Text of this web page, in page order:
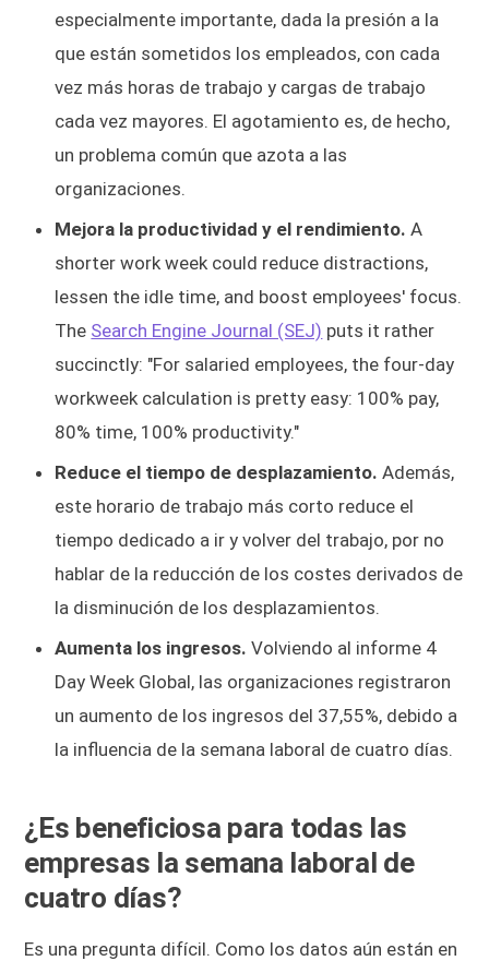
especialmente importante, dada la presión a la
que están sometidos los empleados, con cada
vez más horas de trabajo y cargas de trabajo
cada vez mayores. El agotamiento es, de hecho,
un problema común que azota a las
organizaciones.
Mejora la productividad y el rendimiento. A
shorter work week could reduce distractions,
lessen the idle time, and boost employees' focus.
The Search Engine Journal (SEJ) puts it rather
succinctly: "For salaried employees, the four-day
workweek calculation is pretty easy: 100% pay,
80% time, 100% productivity."
Reduce el tiempo de desplazamiento. Además,
este horario de trabajo más corto reduce el
tiempo dedicado a ir y volver del trabajo, por no
hablar de la reducción de los costes derivados de
la disminución de los desplazamientos.
Aumenta los ingresos. Volviendo al informe 4
Day Week Global, las organizaciones registraron
un aumento de los ingresos del 37,55%, debido a
la influencia de la semana laboral de cuatro días.
¿Es beneficiosa para todas las
empresas la semana laboral de
cuatro días?
Es una pregunta difícil. Como los datos aún están en